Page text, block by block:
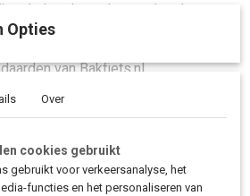
aan de standaard.
van Bakfiets.nl
meerdere sets
Opties
Over
cookies gebruikt
gebruikt voor verkeersanalyse, het
functies en het personaliseren van